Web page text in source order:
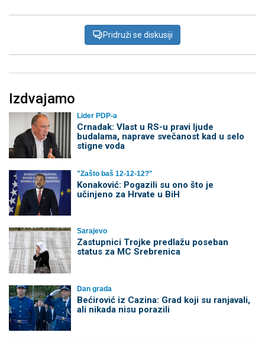
Pridruži se diskusiji
Izdvajamo
Lider PDP-a
Crnadak: Vlast u RS-u pravi ljude
budalama, naprave svečanost kad u selo
stigne voda
"Zašto baš 12-12-12?"
Konaković: Pogazili su ono što je
učinjeno za Hrvate u BiH
Sarajevo
Zastupnici Trojke predlažu poseban
status za MC Srebrenica
Dan grada
Bećirović iz Cazina: Grad koji su ranjavali,
ali nikada nisu porazili